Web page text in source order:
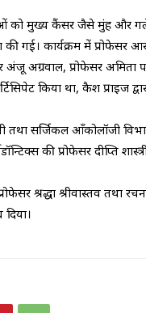
को मुख्य कैंसर जैसे मुंह और
की गई। कार्यक्रम में प्रोफेसर
अंजू अग्रवाल, प्रोफेसर अमिता
किया था, कैश प्राइज
तथा सर्जिकल ऑंकोलॉजी
की प्रोफेसर दीप्ति
श्रद्धा श्रीवास्तव तथा